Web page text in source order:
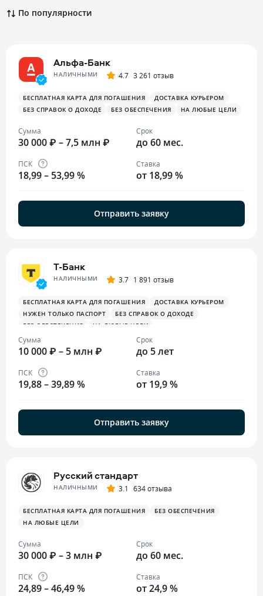
По популярности
Альфа-Банк
НАЛИЧНЫМИ 4.7 3 261 отзыв
БЕСПЛАТНАЯ КАРТА ДЛЯ ПОГАШЕНИЯ
ДОСТАВКА КУРЬЕРОМ
БЕЗ СПРАВОК О ДОХОДЕ
БЕЗ ОБЕСПЕЧЕНИЯ НА ЛЮБЫЕ ЦЕЛИ
Сумма
30 000 ₽ – 7,5 млн ₽
Срок
до 60 мес.
ПСК
18,99 – 53,99 %
Ставка
от 18,99 %
Отправить заявку
Т-Банк
НАЛИЧНЫМИ 3.7 1 891 отзыв
БЕСПЛАТНАЯ КАРТА ДЛЯ ПОГАШЕНИЯ
ДОСТАВКА КУРЬЕРОМ
НУЖЕН ТОЛЬКО ПАСПОРТ
БЕЗ СПРАВОК О ДОХОДЕ
БЕЗ ОБЕСПЕЧЕНИЯ
НА ЛЮБЫЕ ЦЕЛИ
Сумма
10 000 ₽ – 5 млн ₽
Срок
до 5 лет
ПСК
19,88 – 39,89 %
Ставка
от 19,9 %
Отправить заявку
Русский стандарт
НАЛИЧНЫМИ 3.1 634 отзыва
БЕСПЛАТНАЯ КАРТА ДЛЯ ПОГАШЕНИЯ
БЕЗ ОБЕСПЕЧЕНИЯ
НА ЛЮБЫЕ ЦЕЛИ
Сумма
30 000 ₽ – 3 млн ₽
Срок
до 60 мес.
ПСК
24,89 – 46,49 %
Ставка
от 24,9 %